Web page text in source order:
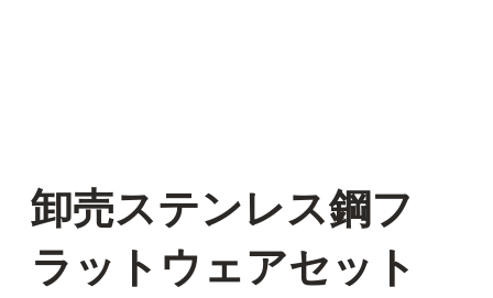
卸売ステンレス鋼フ
ラットウェアセット